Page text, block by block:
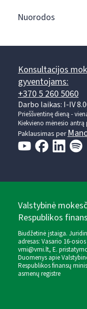
Nuorodos
Konsultacijos
gyventojams:
+370 5 260 5060
Darbo laikas: I-IV
Prieššventinę dieną -
Kiekvieno mėnesio antrą
Paklausimas per
Valstybinė
Respublikos
Biudžetinė įstaiga.
adresas: Vasario 16-
vmi@vmi.lt, E.
Duomenys apie
Respublikos finansų
asmenų registre